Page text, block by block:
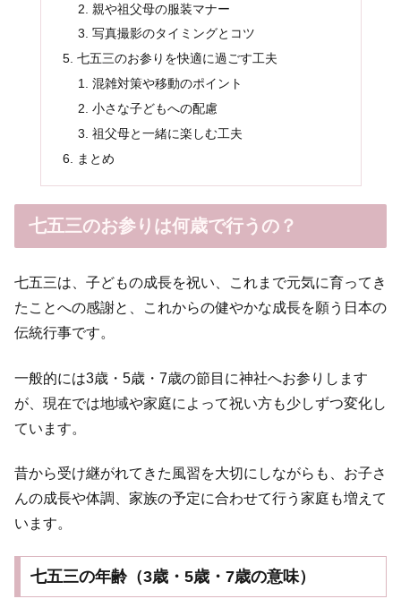
親や祖父母の服装マナー
写真撮影のタイミングとコツ
七五三のお参りを快適に過ごす工夫
混雑対策や移動のポイント
小さな子どもへの配慮
祖父母と一緒に楽しむ工夫
まとめ
七五三のお参りは何歳で行うの？
七五三は、子どもの成長を祝い、これまで元気に育ってき
たことへの感謝と、これからの健やかな成長を願う日本の
伝統行事です。
一般的には3歳・5歳・7歳の節目に神社へお参りします
が、現在では地域や家庭によって祝い方も少しずつ変化し
ています。
昔から受け継がれてきた風習を大切にしながらも、お子さ
んの成長や体調、家族の予定に合わせて行う家庭も増えて
います。
七五三の年齢（3歳・5歳・7歳の意味）